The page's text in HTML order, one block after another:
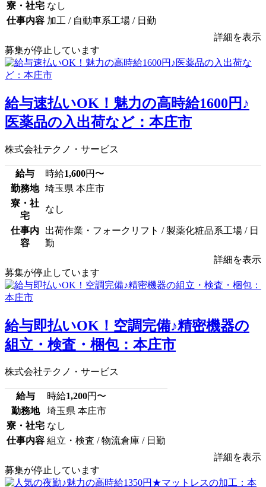
寮・社宅 なし
仕事内容 加工 / 自動車系工場 / 日勤
詳細を表示
募集が停止しています
給与速払いOK！魅力の高時給1600円♪
医薬品の入出荷など：本庄市
株式会社テクノ・サービス
給与 時給1,600円〜
勤務地
埼玉県 本庄市
寮・社
宅
なし
仕事内
容
出荷作業・フォークリフト / 製薬化粧品系工場 / 日
勤
詳細を表示
募集が停止しています
給与即払いOK！空調完備♪精密機器の
組立・検査・梱包：本庄市
株式会社テクノ・サービス
給与 時給1,200円〜
勤務地
埼玉県 本庄市
寮・社宅 なし
仕事内容 組立・検査 / 物流倉庫 / 日勤
詳細を表示
募集が停止しています